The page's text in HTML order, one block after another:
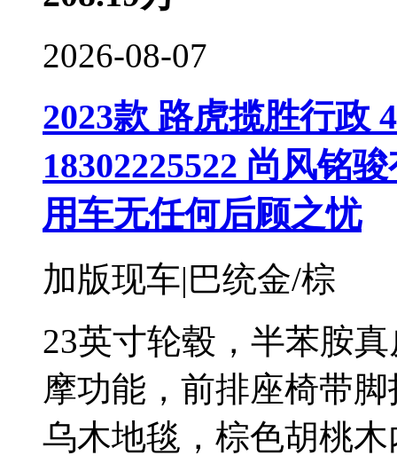
2026-08-07
2023款 路虎揽胜行政
18302225522 尚风铭
用车无任何后顾之忧
加版现车|巴统金/棕
23英寸轮毂，半苯胺
摩功能，前排座椅带
乌木地毯，棕色胡桃